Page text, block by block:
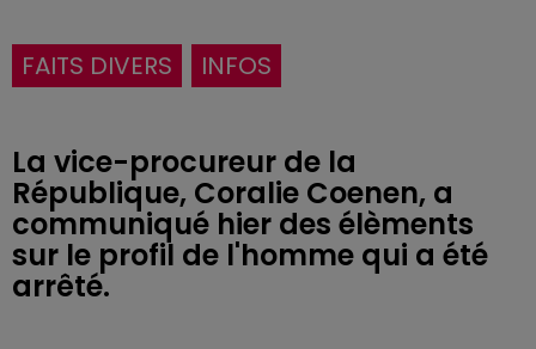
FAITS DIVERS INFOS
La vice-procureur de la
République, Coralie Coenen, a
communiqué hier des élèments
sur le profil de l'homme qui a été
arrêté.